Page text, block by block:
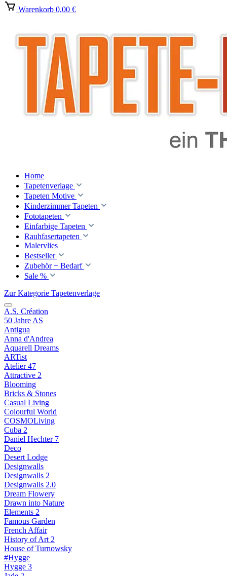
Warenkorb 0,00 €
Home
Tapetenverlage
Tapeten Motive
Kinderzimmer Tapeten
Fototapeten
Einfarbige Tapeten
Rauhfasertapeten
Malervlies
Bestseller
Zubehör + Bedarf
Sale %
Zur Kategorie Tapetenverlage
A.S. Création
50 Jahre AS
Antigua
Anna d'Andrea
Aquarell Dreams
ARTist
Atelier 47
Attractive 2
Blooming
Bricks & Stones
Casual Living
Colourful World
COSMOLiving
Cuba 2
Daniel Hechter 7
Deco
Desert Lodge
Designwalls
Designwalls 2
Designwalls 2.0
Dream Flowery
Drawn into Nature
Elements 2
Famous Garden
French Affair
History of Art 2
House of Turnowsky
#Hygge
Hygge 3